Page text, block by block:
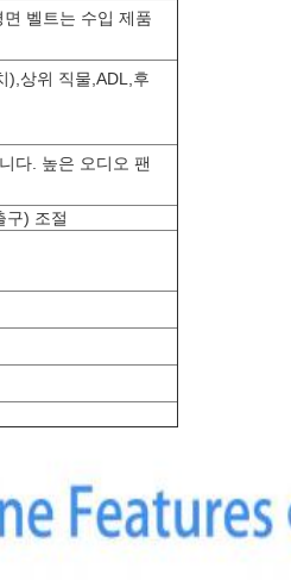
벨트는 수입 제품
),상위 직물,ADL,후
다. 높은 오디오 팬
구) 조절